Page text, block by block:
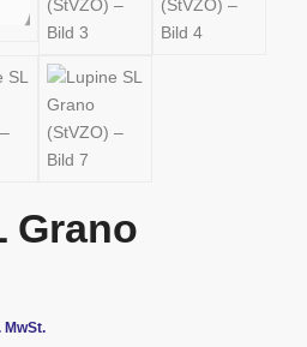
Grano
MwSt.